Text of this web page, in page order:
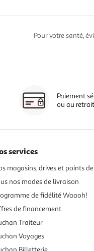
Pour votre santé,
Paiement
ou au retrait
services
magasins, drives et points
nos modes de livraison
de fidélité Waaoh!
de financement
Traiteur
Voyages